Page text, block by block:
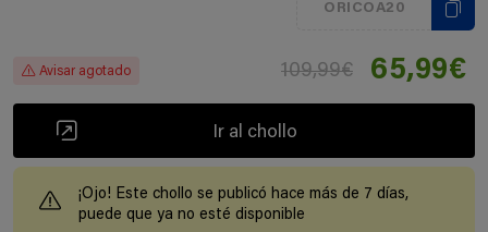
ORICOA20
Avisar agotado 109,99€ 65,99€
Ir al chollo
¡Ojo! Este chollo se publicó hace más de 7 días,
puede que ya no esté disponible